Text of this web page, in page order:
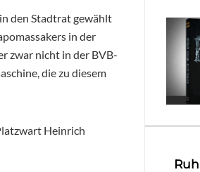
den Stadtrat gewählt
in der
zwar nicht in der BVB-
die zu diesem
Heinrich